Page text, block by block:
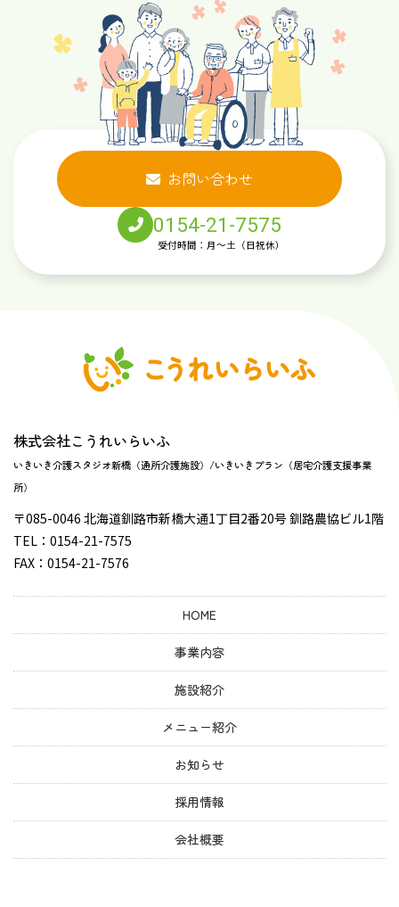
お問い合わせ
0154-21-7575
受付時間：月～土（日祝休）
株式会社こうれいらいふ
いきいき介護スタジオ新橋（通所介護施設）/いきいきプラン（居宅介護支援事業
所）
〒085-0046 北海道釧路市新橋大通1丁目2番20号 釧路農協ビル1階
TEL：0154-21-7575
FAX：0154-21-7576
HOME
事業内容
施設紹介
メニュー紹介
お知らせ
採用情報
会社概要